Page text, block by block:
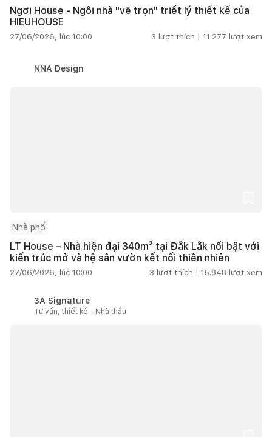
Ngơi House - Ngôi nhà "vẽ trọn" triết lý thiết kế của
HIEUHOUSE
27/06/2026, lúc 10:00 3 lượt thích | 11.277 lượt xem
NNA Design
Nhà phố
LT House – Nhà hiện đại 340m² tại Đắk Lắk nổi bật với
kiến trúc mở và hệ sân vườn kết nối thiên nhiên
27/06/2026, lúc 10:00 3 lượt thích | 15.848 lượt xem
3A Signature
Tư vấn, thiết kế - Nhà thầu